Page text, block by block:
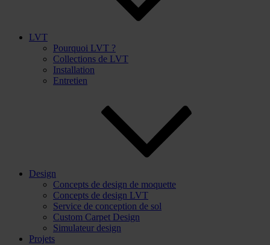
LVT
Pourquoi LVT ?
Collections de LVT
Installation
Entretien
Design
Concepts de design de moquette
Concepts de design LVT
Service de conception de sol
Custom Carpet Design
Simulateur design
Projets